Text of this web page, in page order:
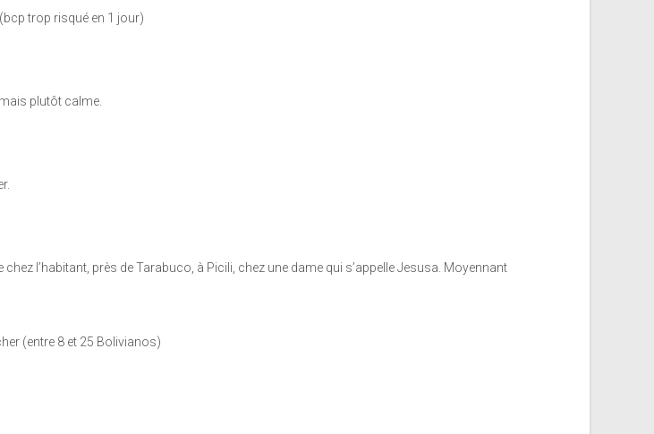
trop risqué en 1 jour)
plutôt calme.
l’habitant, près de Tarabuco, à Picili, chez une dame qui s’appelle Jesusa. Moyennant
(entre 8 et 25 Bolivianos)